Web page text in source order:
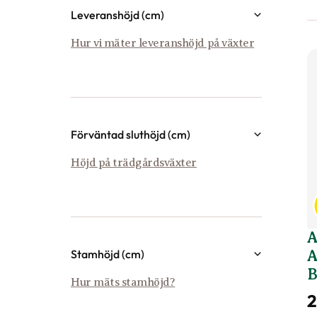
Paket
DSV Hemleverans Pall
Halvskugga till skugga
Leveranshöjd (cm)
10 220
Hur vi mäter leveranshöjd på växter
Förväntad sluthöjd (cm)
80
Höjd på trädgårdsväxter
Stamhöjd (cm)
50
50
Hur mäts stamhöjd?